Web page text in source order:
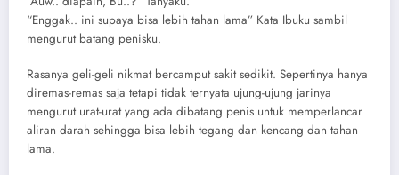
“Enggak.. ini supaya bisa lebih tahan lama” Kata Ibuku sambil
mengurut batang penisku.
Rasanya geli-geli nikmat bercamput sakit sedikit. Sepertinya hanya
diremas-remas saja tetapi tidak ternyata ujung-ujung jarinya
mengurut urat-urat yang ada dibatang penis untuk memperlancar
aliran darah sehingga bisa lebih tegang dan kencang dan tahan
lama.